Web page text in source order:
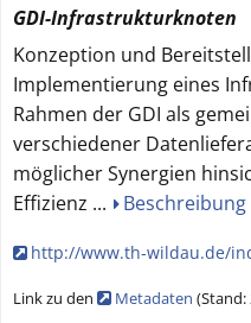
GDI-Infrastrukturknoten
Konzeption und
Implementierung eines
Rahmen der GDI als
verschiedener
möglicher Synergien
Effizienz ...
http://www.th-wildau.de/
Link zu den Metadaten (Stand: